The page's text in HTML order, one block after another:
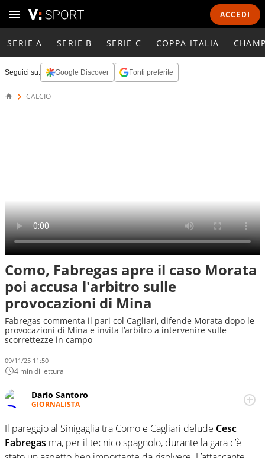
ACCEDI
SERIE A SERIE B SERIE C COPPA ITALIA
Seguici su: Google Discover Fonti preferite
CALCIO
Como, Fabregas apre il caso Morata
poi accusa l'arbitro sulle
provocazioni di Mina
Fabregas commenta il pari col Cagliari, difende Morata dopo le
provocazioni di Mina e invita l’arbitro a intervenire sulle
scorrettezze in campo
09/11/25 11:50
4 min di lettura
Dario Santoro
GIORNALISTA
Scrive, commenta, racconta lo sport in tutte le
sfaccettature. Tocca l'apice quando ha modo di
concentrarsi sulle interviste ai grandi protagonisti
Il pareggio al Sinigaglia tra Como e Cagliari delude Cesc
Fabregas ma, per il tecnico spagnolo, durante la gara c’è